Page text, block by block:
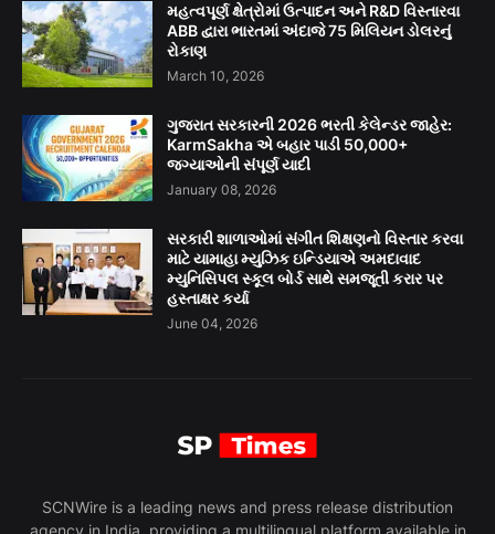
મહત્વપૂર્ણ ક્ષેત્રોમાં ઉત્પાદન અને R&D વિસ્તારવા
ABB દ્વારા ભારતમાં અંદાજે 75 મિલિયન ડોલરનું
રોકાણ
March 10, 2026
ગુજરાત સરકારની 2026 ભરતી કેલેન્ડર જાહેર:
KarmSakha એ બહાર પાડી 50,000+
જગ્યાઓની સંપૂર્ણ યાદી
January 08, 2026
સરકારી શાળાઓમાં સંગીત શિક્ષણનો વિસ્તાર કરવા
માટે યામાહા મ્યુઝિક ઇન્ડિયાએ અમદાવાદ
મ્યુનિસિપલ સ્કૂલ બોર્ડ સાથે સમજૂતી કરાર પર
હસ્તાક્ષર કર્યા
June 04, 2026
SCNWire is a leading news and press release distribution
agency in India, providing a multilingual platform available in